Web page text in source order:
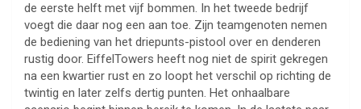
de eerste helft met vijf bommen. In het tweede bedrijf
voegt die daar nog een aan toe. Zijn teamgenoten nemen
de bediening van het driepunts-pistool over en denderen
rustig door. EiffelTowers heeft nog niet de spirit gekregen
na een kwartier rust en zo loopt het verschil op richting de
twintig en later zelfs dertig punten. Het onhaalbare